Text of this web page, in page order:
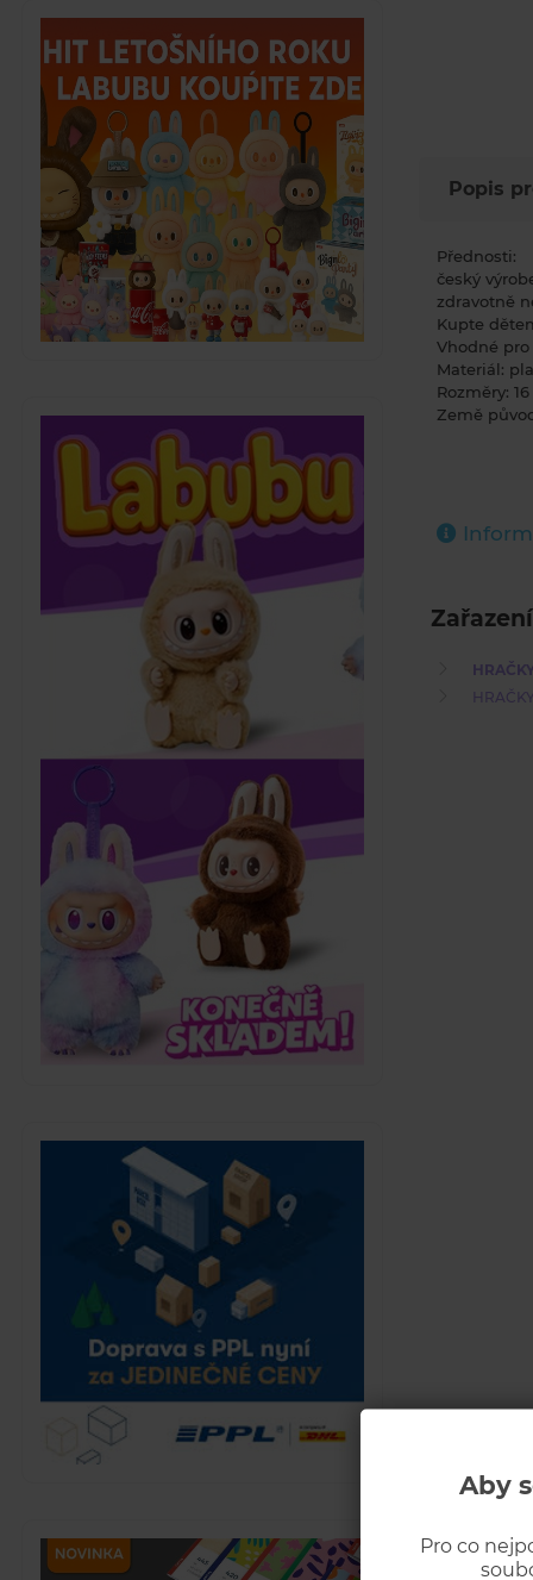
Aby
Pro co
Popis
Přednosti:
český
zdravotně
Kupte
Vhodné
Materiál:
Rozměry:
Země
Zařazení